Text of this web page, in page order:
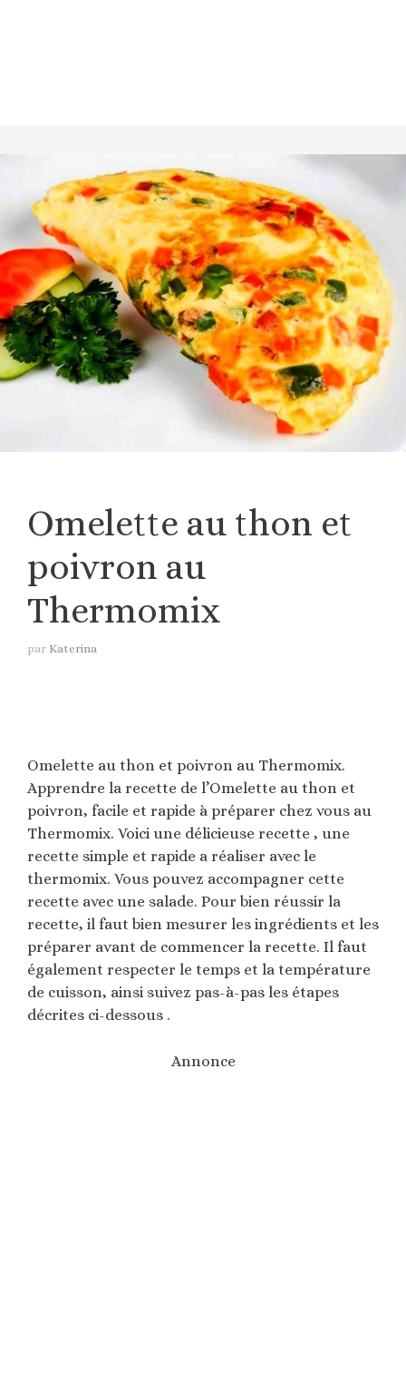
Omelette au thon et
poivron au
Thermomix
par Katerina
Omelette au thon et poivron au Thermomix.
Apprendre la recette de l’Omelette au thon et
poivron, facile et rapide à préparer chez vous au
Thermomix. Voici une délicieuse recette , une
recette simple et rapide a réaliser avec le
thermomix. Vous pouvez accompagner cette
recette avec une salade. Pour bien réussir la
recette, il faut bien mesurer les ingrédients et les
préparer avant de commencer la recette. Il faut
également respecter le temps et la température
de cuisson, ainsi suivez pas-à-pas les étapes
décrites ci-dessous .
Annonce